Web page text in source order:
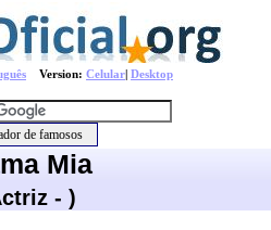
Version: Celular| Desktop
Mia
- )